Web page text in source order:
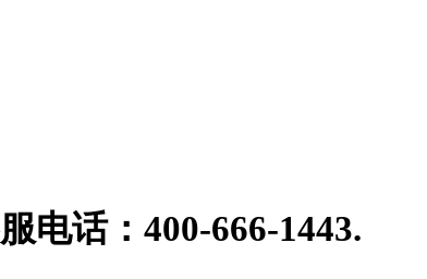
电话：400-666-1443.